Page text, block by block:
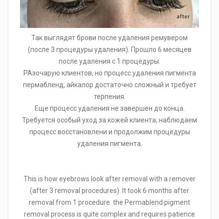
Так выглядят брови после удаления ремувером
(после 3 процедуры удаления). Прошло 6 месяцев
после удаления с 1 процедуры.
РАзочарую клиентов, но процесс удаления пигмента
пермабленд, айкалор достаточно сложный и требует
терпения.
Еще процесс удаления не завершен до конца.
Требуется особый уход за кожей клиента, наблюдаем
процесс восстановлени и продолжим процедуры
удаления пигмента.
This is how eyebrows look after removal with a remover
(after 3 removal procedures). It took 6 months after
removal from 1 procedure. the Permablend pigment
removal process is quite complex and requires patience